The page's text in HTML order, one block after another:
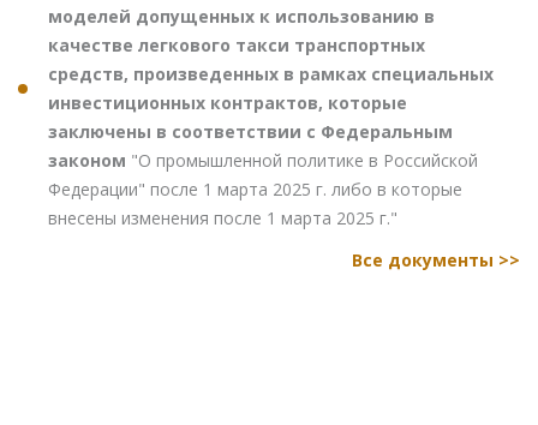
моделей допущенных к использованию в
качестве легкового такси транспортных
средств, произведенных в рамках специальных
инвестиционных контрактов, которые
заключены в соответствии с Федеральным
законом "О промышленной политике в Российской
Федерации" после 1 марта 2025 г. либо в которые
внесены изменения после 1 марта 2025 г."
Все документы >>